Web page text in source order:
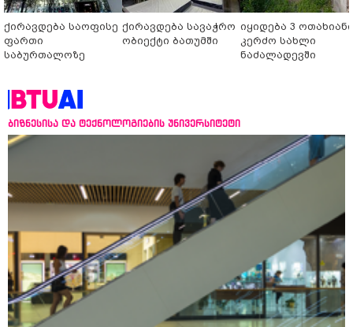
ქირავდება საოფისე
ფართი
საბურთალოზე
ქირავდება სავაჭრო
ობიექტი ბათუმში
იყიდება 3 ოთახიანი
კერძო სახლი
ნაძალადევში
ბიზნესისა და ტექნოლოგიების უნივერსიტეტი